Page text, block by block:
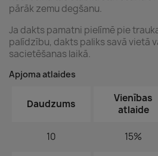
pārāk zemu degšanu.
Ja dakts pamatni pielīmē pie
palīdzību, dakts paliks savā vietā
sacietēšanas laikā.
Apjoma atlaides
Daudzums
Vienības
atlaide
10 15%